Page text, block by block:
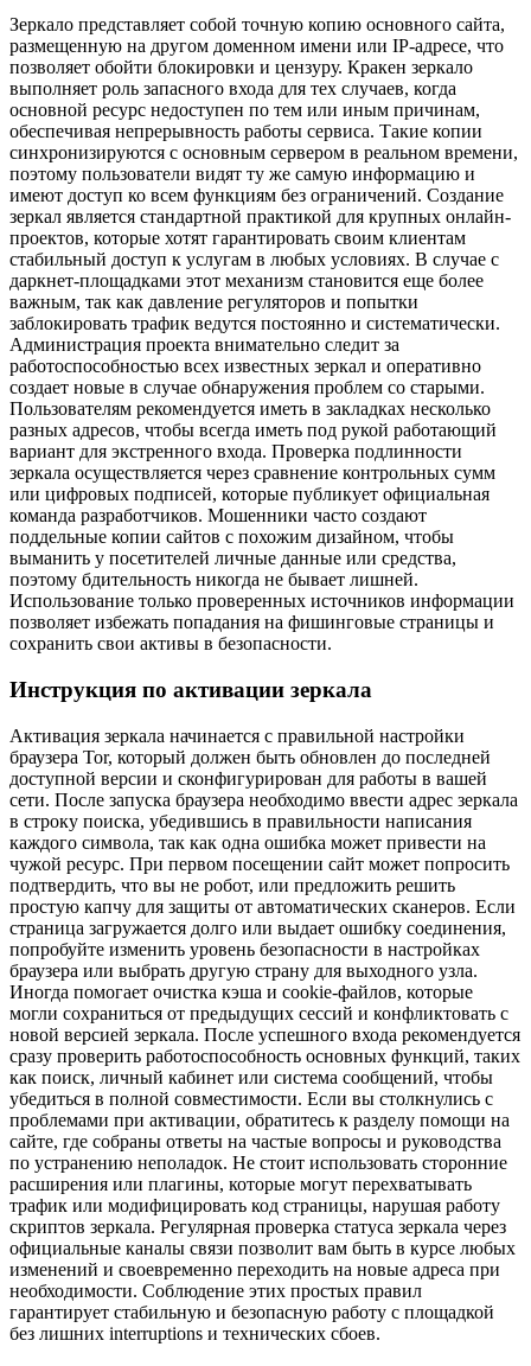
Зеркало представляет собой точную копию основного сайта,
размещенную на другом доменном имени или IP-адресе, что
позволяет обойти блокировки и цензуру. Кракен зеркало
выполняет роль запасного входа для тех случаев, когда
основной ресурс недоступен по тем или иным причинам,
обеспечивая непрерывность работы сервиса. Такие копии
синхронизируются с основным сервером в реальном времени,
поэтому пользователи видят ту же самую информацию и
имеют доступ ко всем функциям без ограничений. Создание
зеркал является стандартной практикой для крупных онлайн-
проектов, которые хотят гарантировать своим клиентам
стабильный доступ к услугам в любых условиях. В случае с
даркнет-площадками этот механизм становится еще более
важным, так как давление регуляторов и попытки
заблокировать трафик ведутся постоянно и систематически.
Администрация проекта внимательно следит за
работоспособностью всех известных зеркал и оперативно
создает новые в случае обнаружения проблем со старыми.
Пользователям рекомендуется иметь в закладках несколько
разных адресов, чтобы всегда иметь под рукой работающий
вариант для экстренного входа. Проверка подлинности
зеркала осуществляется через сравнение контрольных сумм
или цифровых подписей, которые публикует официальная
команда разработчиков. Мошенники часто создают
поддельные копии сайтов с похожим дизайном, чтобы
выманить у посетителей личные данные или средства,
поэтому бдительность никогда не бывает лишней.
Использование только проверенных источников информации
позволяет избежать попадания на фишинговые страницы и
сохранить свои активы в безопасности.
Инструкция по активации зеркала
Активация зеркала начинается с правильной настройки
браузера Tor, который должен быть обновлен до последней
доступной версии и сконфигурирован для работы в вашей
сети. После запуска браузера необходимо ввести адрес зеркала
в строку поиска, убедившись в правильности написания
каждого символа, так как одна ошибка может привести на
чужой ресурс. При первом посещении сайт может попросить
подтвердить, что вы не робот, или предложить решить
простую капчу для защиты от автоматических сканеров. Если
страница загружается долго или выдает ошибку соединения,
попробуйте изменить уровень безопасности в настройках
браузера или выбрать другую страну для выходного узла.
Иногда помогает очистка кэша и cookie-файлов, которые
могли сохраниться от предыдущих сессий и конфликтовать с
новой версией зеркала. После успешного входа рекомендуется
сразу проверить работоспособность основных функций, таких
как поиск, личный кабинет или система сообщений, чтобы
убедиться в полной совместимости. Если вы столкнулись с
проблемами при активации, обратитесь к разделу помощи на
сайте, где собраны ответы на частые вопросы и руководства
по устранению неполадок. Не стоит использовать сторонние
расширения или плагины, которые могут перехватывать
трафик или модифицировать код страницы, нарушая работу
скриптов зеркала. Регулярная проверка статуса зеркала через
официальные каналы связи позволит вам быть в курсе любых
изменений и своевременно переходить на новые адреса при
необходимости. Соблюдение этих простых правил
гарантирует стабильную и безопасную работу с площадкой
без лишних interruptions и технических сбоев.